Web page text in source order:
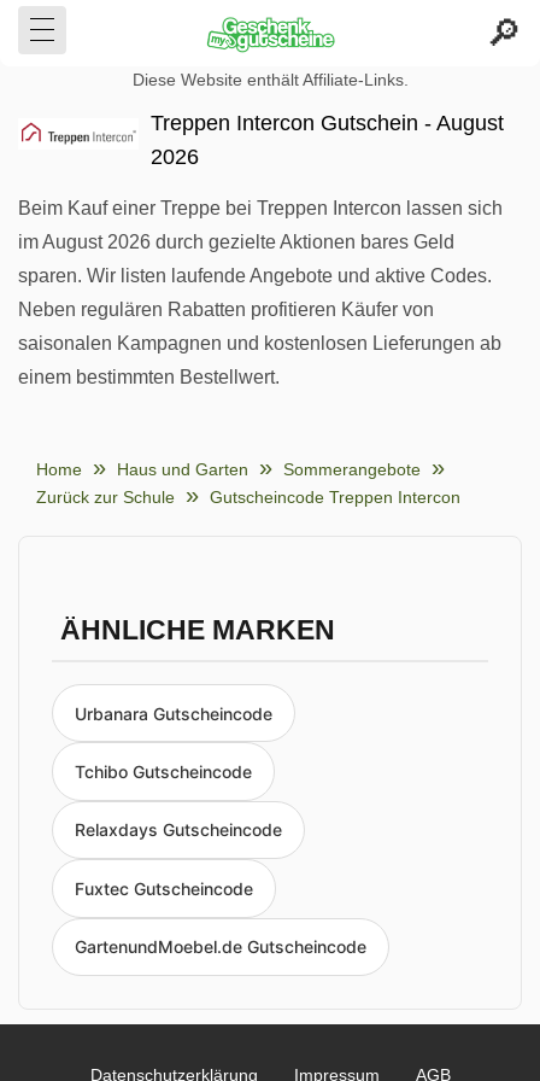
Diese Website enthält Affiliate-Links.
Treppen Intercon Gutschein - August
2026
Beim Kauf einer Treppe bei Treppen Intercon lassen sich
im August 2026 durch gezielte Aktionen bares Geld
sparen. Wir listen laufende Angebote und aktive Codes.
Neben regulären Rabatten profitieren Käufer von
saisonalen Kampagnen und kostenlosen Lieferungen ab
einem bestimmten Bestellwert.
Home Haus und Garten
Sommerangebote
Zurück zur Schule
Gutscheincode Treppen Intercon
ÄHNLICHE MARKEN
Urbanara Gutscheincode
Tchibo Gutscheincode
Relaxdays Gutscheincode
Fuxtec Gutscheincode
GartenundMoebel.de Gutscheincode
Datenschutzerklärung Impressum AGB